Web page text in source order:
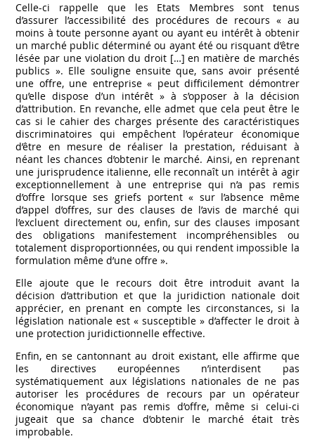
Celle-ci rappelle que les Etats Membres sont tenus
d’assurer l’accessibilité des procédures de recours « au
moins à toute personne ayant ou ayant eu intérêt à obtenir
un marché public déterminé ou ayant été ou risquant d’être
lésée par une violation du droit […] en matière de marchés
publics ». Elle souligne ensuite que, sans avoir présenté
une offre, une entreprise « peut difficilement démontrer
qu’elle dispose d’un intérêt » à s’opposer à la décision
d’attribution. En revanche, elle admet que cela peut être le
cas si le cahier des charges présente des caractéristiques
discriminatoires qui empêchent l’opérateur économique
d’être en mesure de réaliser la prestation, réduisant à
néant les chances d’obtenir le marché. Ainsi, en reprenant
une jurisprudence italienne, elle reconnaît un intérêt à agir
exceptionnellement à une entreprise qui n’a pas remis
d’offre lorsque ses griefs portent « sur l’absence même
d’appel d’offres, sur des clauses de l’avis de marché qui
l’excluent directement ou, enfin, sur des clauses imposant
des obligations manifestement incompréhensibles ou
totalement disproportionnées, ou qui rendent impossible la
formulation même d’une offre ».
Elle ajoute que le recours doit être introduit avant la
décision d’attribution et que la juridiction nationale doit
apprécier, en prenant en compte les circonstances, si la
législation nationale est « susceptible » d’affecter le droit à
une protection juridictionnelle effective.
Enfin, en se cantonnant au droit existant, elle affirme que
les directives européennes n’interdisent pas
systématiquement aux législations nationales de ne pas
autoriser les procédures de recours par un opérateur
économique n’ayant pas remis d’offre, même si celui-ci
jugeait que sa chance d’obtenir le marché était très
improbable.